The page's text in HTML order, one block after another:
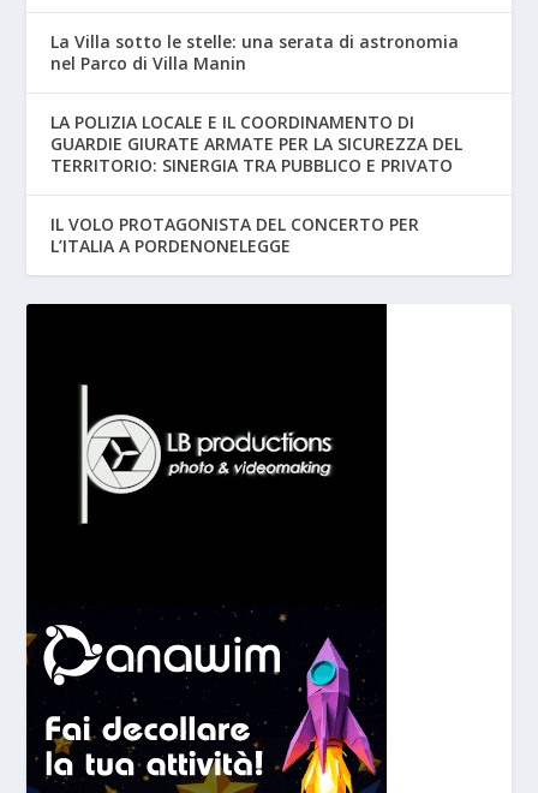
La Villa sotto le stelle: una serata di astronomia
nel Parco di Villa Manin
LA POLIZIA LOCALE E IL COORDINAMENTO DI
GUARDIE GIURATE ARMATE PER LA SICUREZZA DEL
TERRITORIO: SINERGIA TRA PUBBLICO E PRIVATO
IL VOLO PROTAGONISTA DEL CONCERTO PER
L’ITALIA A PORDENONELEGGE